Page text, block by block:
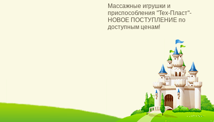
Массажные игрушки и
приспособления "Тех-Пласт"-
НОВОЕ ПОСТУПЛЕНИЕ по
доступным ценам!